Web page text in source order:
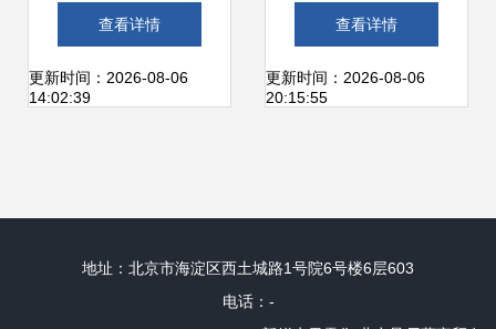
Marche深圳启幕
融合刷脸支付与果
查看详情
更新时间：2026-08-06
14:02:39
当季鲜果，自然馈
赠
查看详情
更新时间：2026-08-06
20:15:55
地址：北京市海淀区西土城路1号院6号楼6层603
电话：-